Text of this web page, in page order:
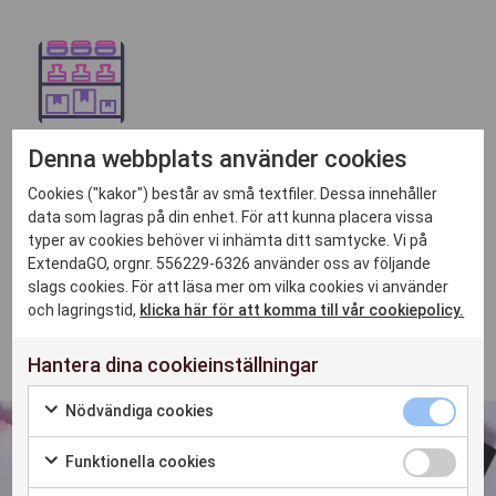
Håll dig fullt utrustad
MedGO Look&GO CTRL kan du hantera lagret i
realtid, få varningar om låga lagernivåer och
hålla dina bästsäljande produkter i lager. Du kan
enkelt hantera storleks- och färgvarianter,
överföra artiklar mellan olika platser, hantera
returer och byten och fylla på lager
Denna webbplats använder cookies
Cookies ("kakor") består av små textfiler. Dessa innehåller
data som lagras på din enhet. För att kunna placera vissa
typer av cookies behöver vi inhämta ditt samtycke. Vi på
ExtendaGO, orgnr. 556229-6326 använder oss av följande
slags cookies. För att läsa mer om vilka cookies vi använder
och lagringstid, klicka här för att komma till vår cookiepolicy.
Hantera dina cookieinställningar
Nödvändiga cookies
Funktionella cookies